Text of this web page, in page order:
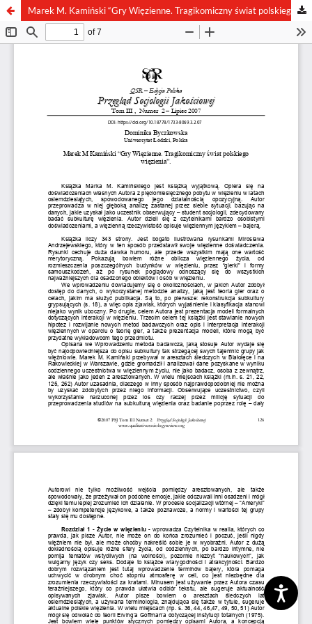
Marek M. Kamiński “Gry Więzienne. Tragikomiczny świat polskiego więzienia”.